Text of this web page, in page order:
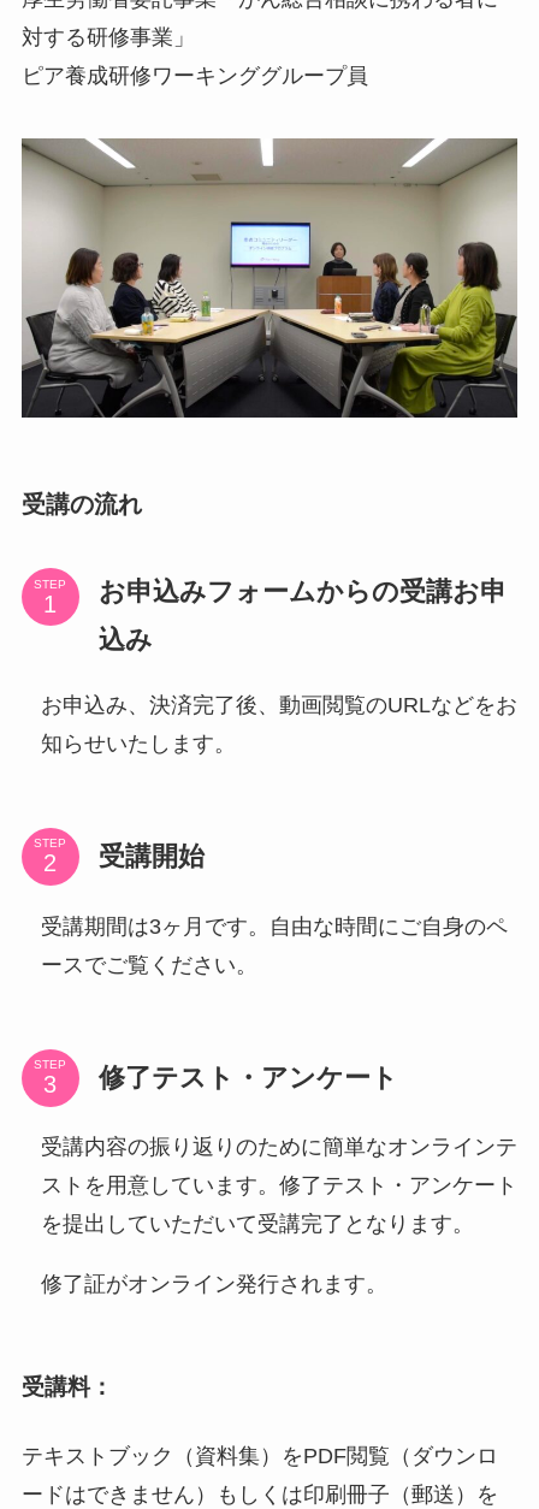
対する研修事業」
ピア養成研修ワーキンググループ員
受講の流れ
STEP
お申込みフォームからの受講お申
込み
お申込み、決済完了後、動画閲覧のURLなどをお
知らせいたします。
STEP 受講開始
受講期間は3ヶ月です。自由な時間にご自身のペ
ースでご覧ください。
STEP 修了テスト・アンケート
受講内容の振り返りのために簡単なオンラインテ
ストを用意しています。修了テスト・アンケート
を提出していただいて受講完了となります。
修了証がオンライン発行されます。
受講料：
テキストブック（資料集）をPDF閲覧（ダウンロ
ードはできません）もしくは印刷冊子（郵送）を